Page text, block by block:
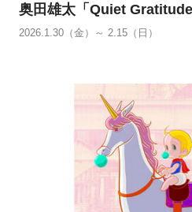
奥田雄太「Quiet Gratitude
2026.1.30（金）～ 2.15（日）